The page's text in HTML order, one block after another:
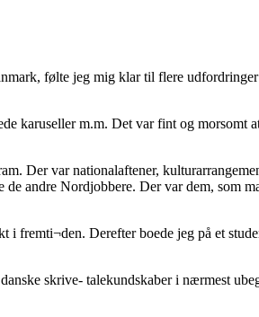
følte jeg mig klar til flere
karuseller m.m. Det var fint og morsomt
Der var nationalaftener,
andre Nordjobbere. Der var dem, som
fremti¬den. Derefter boede jeg på et
skrive- talekundskaber i nærmest